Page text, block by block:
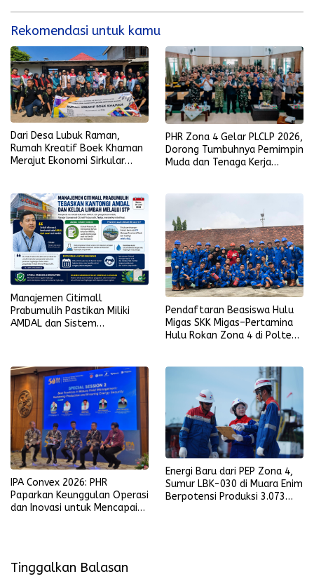
Rekomendasi untuk kamu
Dari Desa Lubuk Raman,
Rumah Kreatif Boek Khaman
Merajut Ekonomi Sirkular
PHR Zona 4 Gelar PLCLP 2026,
Dorong Tumbuhnya Pemimpin
Muda dan Tenaga Kerja
Manajemen Citimall
Prabumulih Pastikan Miliki
AMDAL dan Sistem
Pendaftaran Beasiswa Hulu
Migas SKK Migas–Pertamina
Hulu Rokan Zona 4 di Poltek
IPA Convex 2026: PHR
Paparkan Keunggulan Operasi
dan Inovasi untuk Mencapai
Energi Baru dari PEP Zona 4,
Sumur LBK-030 di Muara Enim
Berpotensi Produksi 3.073
Tinggalkan Balasan